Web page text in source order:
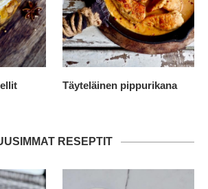
Täyteläinen pippurikana
RESEPTIT